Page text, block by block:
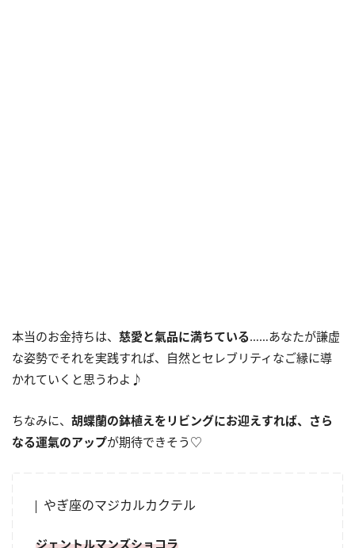
本当のお金持ちは、 慈愛と氣品に満ちている……あなたが謙虚
な姿勢でそれを実践すれば、自然とセレブリティなご縁に導
かれていくと思うわよ♪
ちなみに、 胡蝶蘭の鉢植えをリビングにお迎えすれば、さら
なる運氣のアップが期待できそう♡
やぎ座のマジカルカクテル
ジェントルマンズショコラ